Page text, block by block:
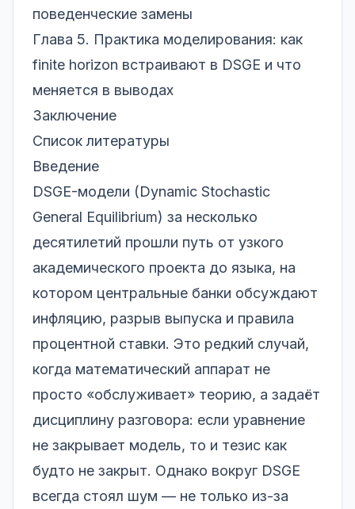
поведенческие замены
Глава 5. Практика моделирования: как
finite horizon встраивают в DSGE и что
меняется в выводах
Заключение
Список литературы
Введение
DSGE-модели (Dynamic Stochastic
General Equilibrium) за несколько
десятилетий прошли путь от узкого
академического проекта до языка, на
котором центральные банки обсуждают
инфляцию, разрыв выпуска и правила
процентной ставки. Это редкий случай,
когда математический аппарат не
просто «обслуживает» теорию, а задаёт
дисциплину разговора: если уравнение
не закрывает модель, то и тезис как
будто не закрыт. Однако вокруг DSGE
всегда стоял шум — не только из-за